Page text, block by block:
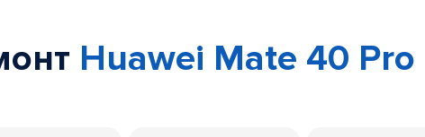
Huawei Mate 40 Pro